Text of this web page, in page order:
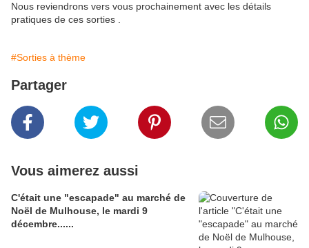
Nous reviendrons vers vous prochainement avec les détails
pratiques de ces sorties .
#Sorties à thème
Partager
Vous aimerez aussi
C'était une "escapade" au marché de
Noël de Mulhouse, le mardi 9
décembre......